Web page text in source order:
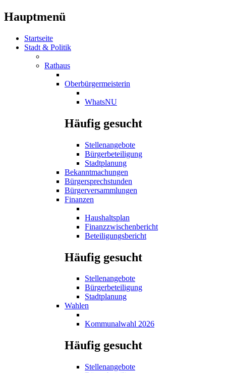
Hauptmenü
Startseite
Stadt & Politik
Rathaus
Oberbürgermeisterin
WhatsNU
Häufig gesucht
Stellenangebote
Bürgerbeteiligung
Stadtplanung
Bekanntmachungen
Bürgersprechstunden
Bürgerversammlungen
Finanzen
Haushaltsplan
Finanzzwischenbericht
Beteiligungsbericht
Häufig gesucht
Stellenangebote
Bürgerbeteiligung
Stadtplanung
Wahlen
Kommunalwahl 2026
Häufig gesucht
Stellenangebote